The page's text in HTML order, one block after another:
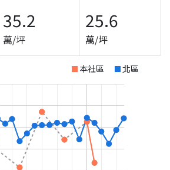
35.2
萬/坪
25.6
萬/坪
本社區 北區